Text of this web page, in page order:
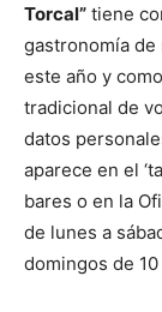
Torcal” tiene
gastronomía de
este año y
tradicional de
datos
aparece en el
bares o en la
de lunes a
domingos de